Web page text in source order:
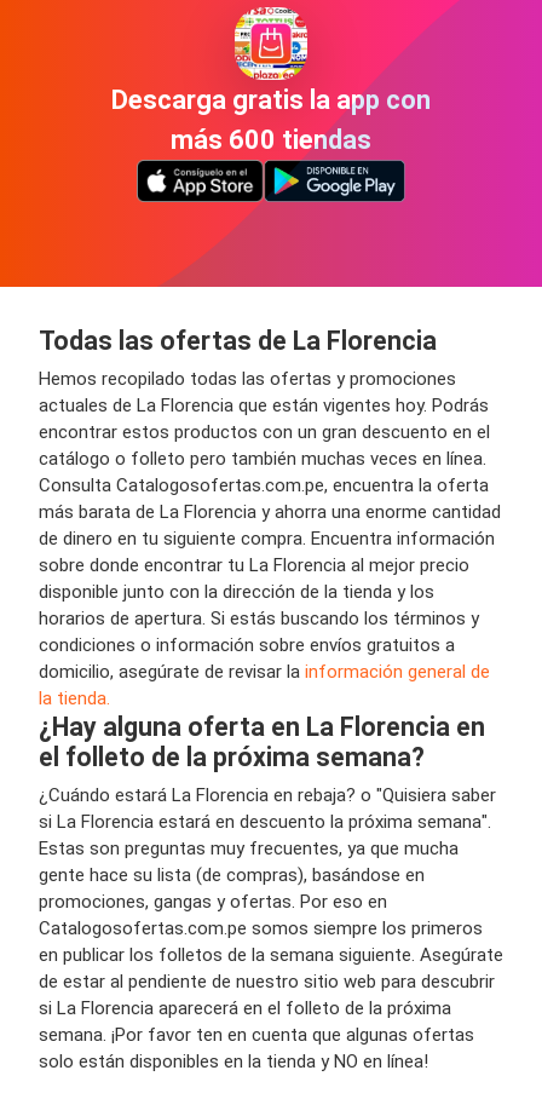
Descarga gratis la app con
más 600 tiendas
Todas las ofertas de La Florencia
Hemos recopilado todas las ofertas y promociones
actuales de La Florencia que están vigentes hoy. Podrás
encontrar estos productos con un gran descuento en el
catálogo o folleto pero también muchas veces en línea.
Consulta Catalogosofertas.com.pe, encuentra la oferta
más barata de La Florencia y ahorra una enorme cantidad
de dinero en tu siguiente compra. Encuentra información
sobre donde encontrar tu La Florencia al mejor precio
disponible junto con la dirección de la tienda y los
horarios de apertura. Si estás buscando los términos y
condiciones o información sobre envíos gratuitos a
domicilio, asegúrate de revisar la información general de
la tienda.
¿Hay alguna oferta en La Florencia en
el folleto de la próxima semana?
¿Cuándo estará La Florencia en rebaja? o "Quisiera saber
si La Florencia estará en descuento la próxima semana".
Estas son preguntas muy frecuentes, ya que mucha
gente hace su lista (de compras), basándose en
promociones, gangas y ofertas. Por eso en
Catalogosofertas.com.pe somos siempre los primeros
en publicar los folletos de la semana siguiente. Asegúrate
de estar al pendiente de nuestro sitio web para descubrir
si La Florencia aparecerá en el folleto de la próxima
semana. ¡Por favor ten en cuenta que algunas ofertas
solo están disponibles en la tienda y NO en línea!